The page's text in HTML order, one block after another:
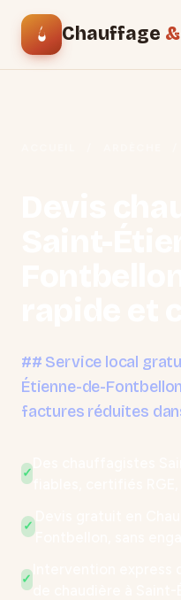
Chauffage
## Service local
Étienne-de-
factures réduites
✓
✓
Fontbellon, sans
✓
Intervention express
de chaudière à Saint-